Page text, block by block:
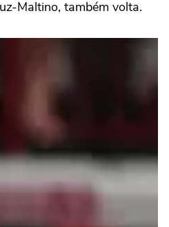
Maltino, também volta.